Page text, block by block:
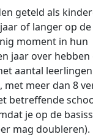
geteld als
of langer op
moment in hun
jaar over
aantal
met meer dan 8
betreffende
je op de
mag doubleren).